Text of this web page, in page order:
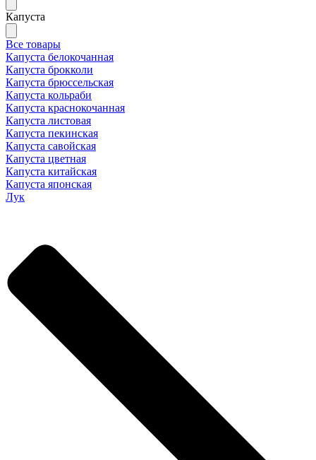
Капуста
Все товары
Капуста белокочанная
Капуста брокколи
Капуста брюссельская
Капуста кольраби
Капуста краснокочанная
Капуста листовая
Капуста пекинская
Капуста савойская
Капуста цветная
Капуста китайская
Капуста японская
Лук